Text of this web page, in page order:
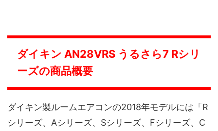
ダイキン AN28VRS うるさら7 Rシリ
ーズの商品概要
ダイキン製ルームエアコンの2018年モデルには「R
シリーズ、Aシリーズ、Sシリーズ、Fシリーズ、C